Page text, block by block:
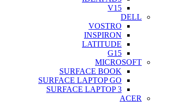
V15
DELL
VOSTRO
INSPIRON
LATITUDE
G15
MICROSOFT
SURFACE BOOK
SURFACE LAPTOP GO
SURFACE LAPTOP 3
ACER